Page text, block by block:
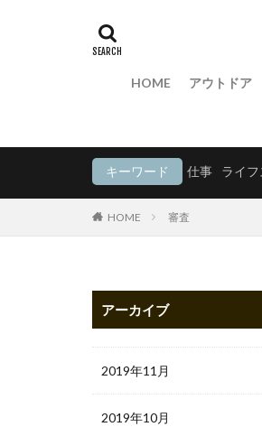
HOME アウトドア
キーワード 仕事 ライ
HOME 審査
アーカイブ
2019年11月
2019年10月